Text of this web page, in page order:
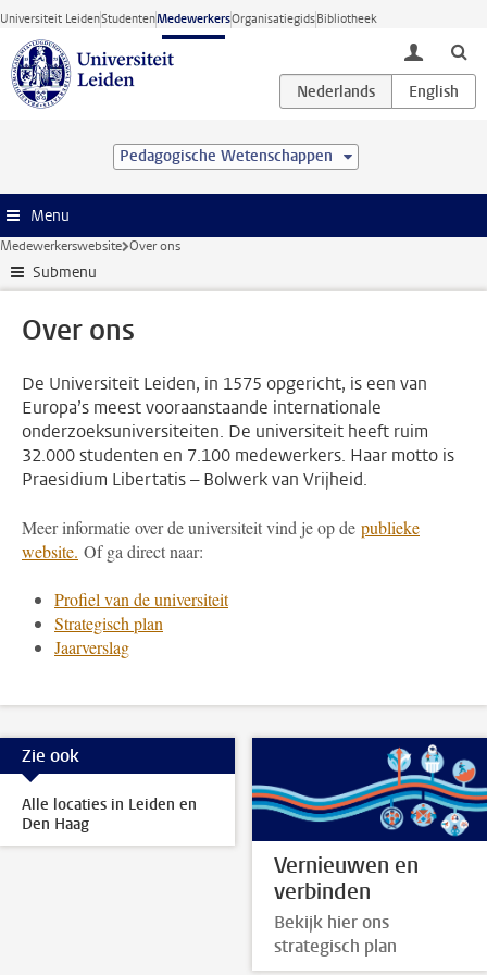
Ga direct naar de inhoud
Universiteit LeidenStudentenMedewerkersOrganisatiegidsBibliotheek
toggle
Pedagogische Wetenschappen
Menu
Medewerkerswebsite Over ons
Submenu
Over ons
De Universiteit Leiden, in 1575 opgericht, is een van
Europa’s meest vooraanstaande internationale
onderzoeksuniversiteiten. De universiteit heeft ruim
32.000 studenten en 7.100 medewerkers. Haar motto is
Praesidium Libertatis – Bolwerk van Vrijheid.
Meer informatie over de universiteit vind je op de publieke
website. Of ga direct naar:
Profiel van de universiteit
Strategisch plan
Jaarverslag
Zie ook
Alle locaties in Leiden en
Den Haag
Vernieuwen en
verbinden
Bekijk hier ons
strategisch plan